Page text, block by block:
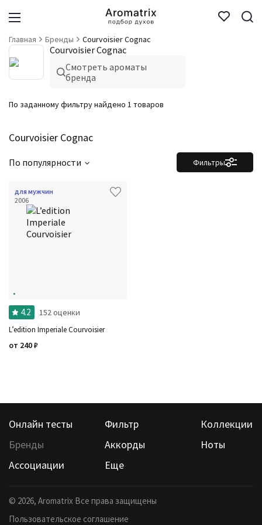
Главная Бренды Courvoisier Cognac
Courvoisier Cognac
Смотреть ароматы
бренда
Courvoisier Cognac
По заданному фильтру найдено 1 товаров
Фильтры
По популярности
для мужчин
2006
4.2 152 оценки
L’edition Imperiale Courvoisier
от 240₽
Онлайн тесты Фильтр
Коллекции
Бренды
Аккорды
Ноты
Ассоциации
Еще
© 2026, Aromatrix Все права защищены
Пользовательское соглашение